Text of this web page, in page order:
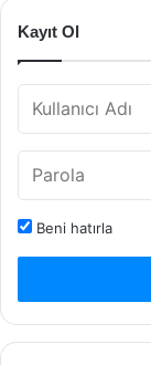
Kayıt Ol
Beni hatırla